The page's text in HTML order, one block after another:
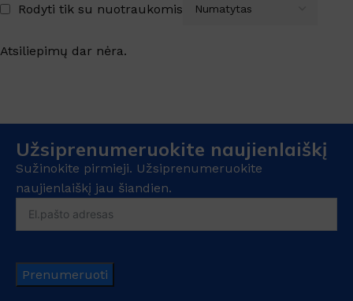
Rodyti tik su nuotraukomis
Atsiliepimų dar nėra.
Užsiprenumeruokite naujienlaiškį
Sužinokite pirmieji. Užsiprenumeruokite
naujienlaiškį jau šiandien.
Prenumeruoti